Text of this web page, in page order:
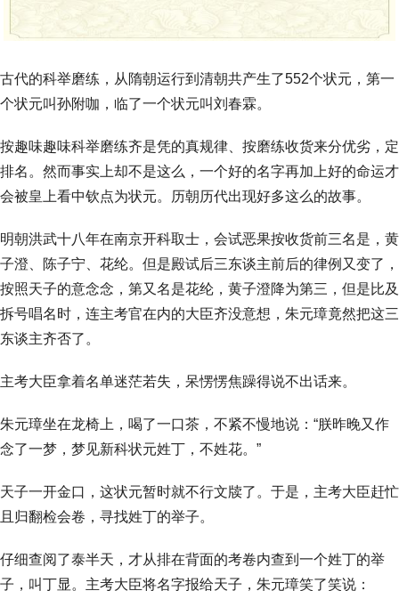
古代的科举磨练，从隋朝运行到清朝共产生了552个状元，第一
个状元叫孙附咖，临了一个状元叫刘春霖。
按趣味趣味科举磨练齐是凭的真规律、按磨练收货来分优劣，定
排名。然而事实上却不是这么，一个好的名字再加上好的命运才
会被皇上看中钦点为状元。历朝历代出现好多这么的故事。
明朝洪武十八年在南京开科取士，会试恶果按收货前三名是，黄
子澄、陈子宁、花纶。但是殿试后三东谈主前后的律例又变了，
按照天子的意念念，第又名是花纶，黄子澄降为第三，但是比及
拆号唱名时，连主考官在内的大臣齐没意想，朱元璋竟然把这三
东谈主齐否了。
主考大臣拿着名单迷茫若失，呆愣愣焦躁得说不出话来。
朱元璋坐在龙椅上，喝了一口茶，不紧不慢地说：“朕昨晚又作
念了一梦，梦见新科状元姓丁，不姓花。”
天子一开金口，这状元暂时就不行文牍了。于是，主考大臣赶忙
且归翻检会卷，寻找姓丁的举子。
仔细查阅了泰半天，才从排在背面的考卷内查到一个姓丁的举
子，叫丁显。主考大臣将名字报给天子，朱元璋笑了笑说：